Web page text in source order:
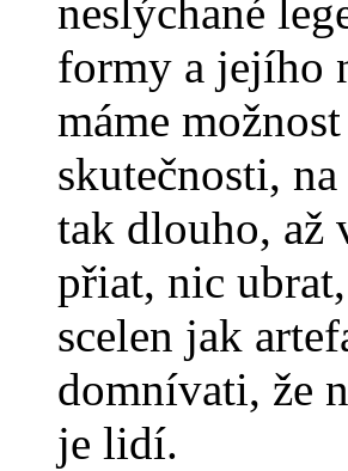
neslýchané
formy a jejího
máme
skutečnosti,
tak dlouho, až
přiat, nic
scelen jak
domnívati, že
je lidí.